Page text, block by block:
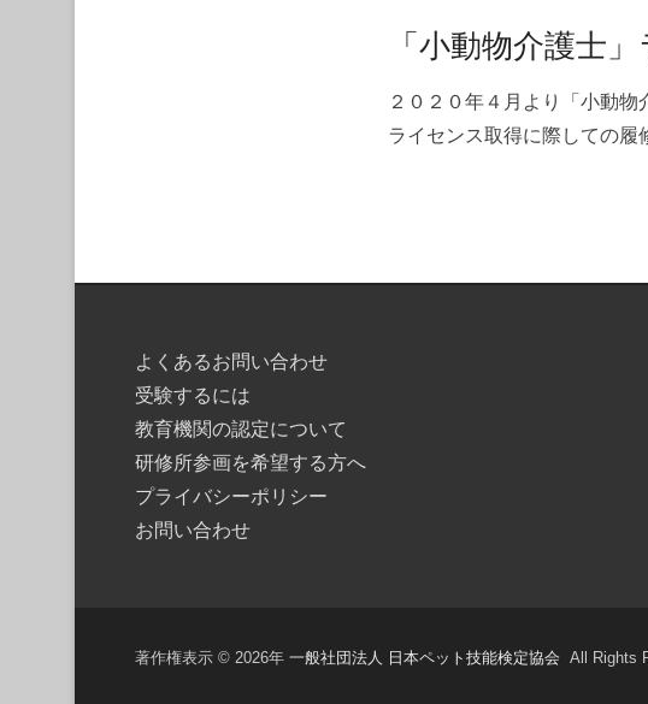
「小動物介護士
２０２０年４月より「小動物
ライセンス取得に際しての履
よくあるお問い合わせ
受験するには
教育機関の認定について
研修所参画を希望する方へ
プライバシーポリシー
お問い合わせ
著作権表示 © 2026年 一般社団法人 日本ペット技能検定協会 All Rights